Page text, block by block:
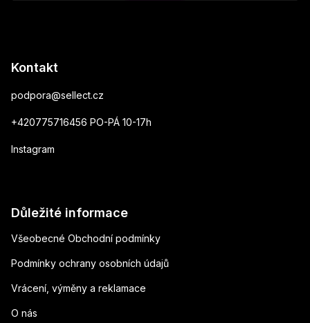
Kontakt
podpora@sellect.cz
+420775716456 PO-PÁ 10-17h
Instagram
Důležité informace
Všeobecné Obchodní podmínky
Podmínky ochrany osobních údajů
Vrácení, výměny a reklamace
O nás